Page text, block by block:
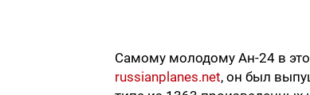
Самому молодому Ан-24 в
russianplanes.net, он был